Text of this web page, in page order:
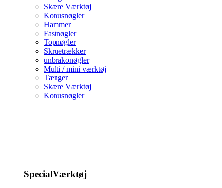
Skære Værktøj
Konusnøgler
Hammer
Fastnøgler
Topnøgler
Skruetrækker
unbrakonøgler
Multi / mini værktøj
Tænger
Skære Værktøj
Konusnøgler
SpecialVærktøj